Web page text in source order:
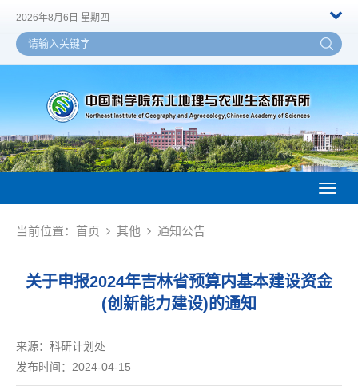
2026年8月6日 星期四
当前位置： 首页 其他 通知公告
关于申报2024年吉林省预算内基本建设资金
(创新能力建设)的通知
来源： 科研计划处
发布时间：2024-04-15